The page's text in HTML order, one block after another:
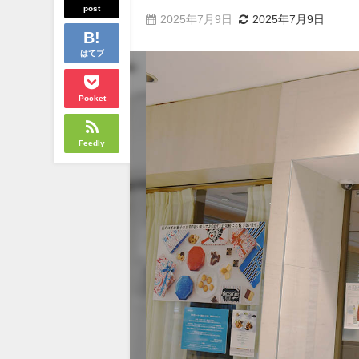
post
はてブ
Pocket
Feedly
2025年7月9日 2025年7月9日